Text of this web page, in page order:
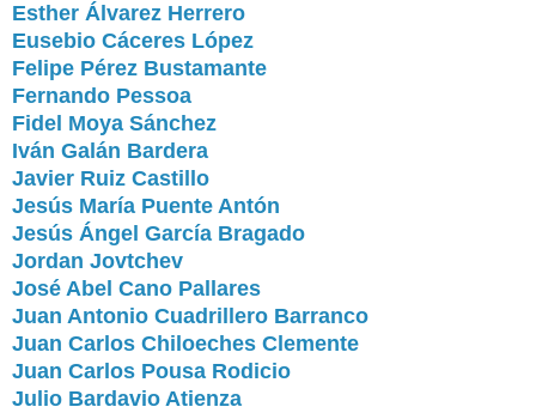
Esther Álvarez Herrero
Eusebio Cáceres López
Felipe Pérez Bustamante
Fernando Pessoa
Fidel Moya Sánchez
Iván Galán Bardera
Javier Ruiz Castillo
Jesús María Puente Antón
Jesús Ángel García Bragado
Jordan Jovtchev
José Abel Cano Pallares
Juan Antonio Cuadrillero Barranco
Juan Carlos Chiloeches Clemente
Juan Carlos Pousa Rodicio
Julio Bardavio Atienza